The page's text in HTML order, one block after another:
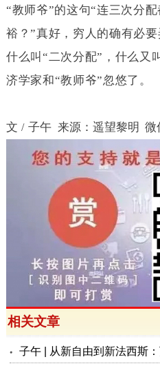
“教师爷”的这句“连三次分
裕？”真好，穷人的确有必要
什么叫“二次分配”，什么又
济学家和“教师爷”忽悠了。
文 / 子午 来源：遥望黎明 微
相关文章
子午 | 从新自由到新法西斯